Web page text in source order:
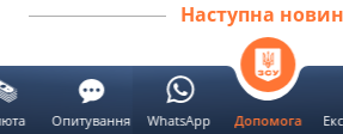
Наступна
Ваш Android-Допомога
Опитування WhatsApp